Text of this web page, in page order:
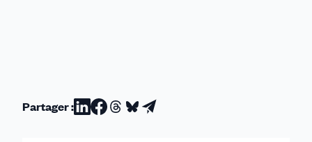
Partager :Partager
Partager
Partager
Partager
Partager